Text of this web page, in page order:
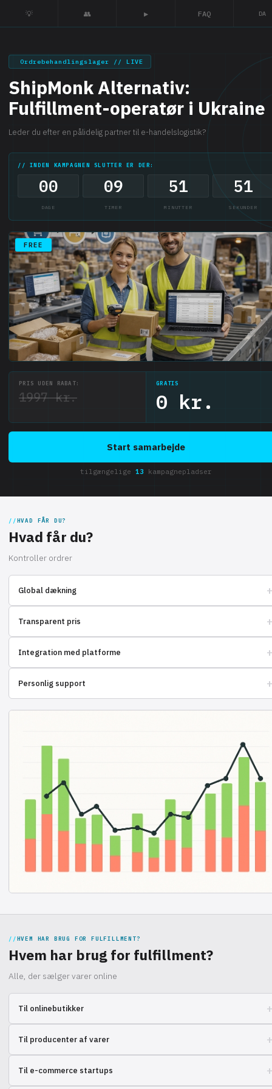
💡 👥 ▶ FAQ DA
Ordrebehandlingslager // LIVE
ShipMonk Alternativ:
Fulfillment-operatør i Ukraine
Leder du efter en pålidelig partner til e-handelslogistik?
// INDEN KAMPAGNEN SLUTTER ER DER:
00
DAGE
09
TIMER
51
MINUTTER
50
SEKUNDER
FREE
PRIS UDEN RABAT:
1997 kr.
GRATIS
0 kr.
Start samarbejde
tilgængelige 13 kampagnepladser
HVAD FÅR DU?
Hvad får du?
Kontroller ordrer
Global dækning
Transparent pris
Integration med platforme
Personlig support
HVEM HAR BRUG FOR FULFILLMENT?
Hvem har brug for fulfillment?
Alle, der sælger varer online
Til onlinebutikker
pakning, levering - alt på ét sted. Fokuser på salg, ikke rutine.
Til producenter af varer
Effektiv løsning til din virksomhed!
Til e-commerce startups